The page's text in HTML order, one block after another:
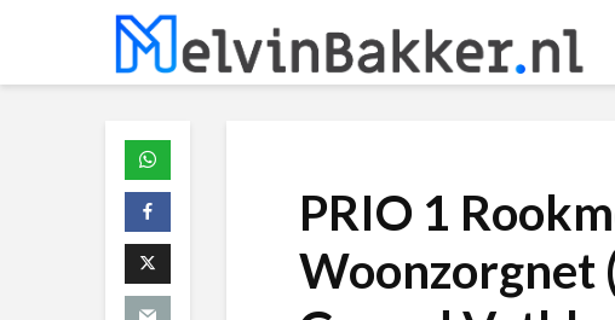
PRIO 1
Woonzorgnet